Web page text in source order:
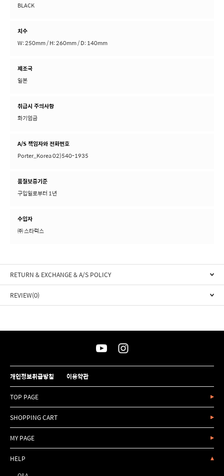
BLACK
치수
W: 250mm / H: 260mm / D: 140mm
제조국
일본
취급시 주의사항
화기엄금
A/S 책임자와 전화번호
Porter_Korea 02)540-1935
품질보증기준
구입일로부터 1년
수입자
㈜ 스타럭스
RETURN & EXCHANGE & A/S POLICY
REVIEW(0)
개인정보취급방침 이용약관
TOP PAGE
SHOPPING CART
MY PAGE
HELP